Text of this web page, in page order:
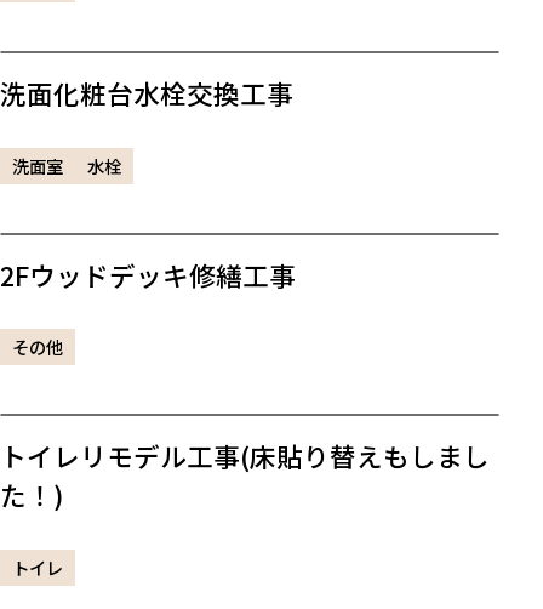
洗面化粧台水栓交換工事
洗面室 水栓
2Fウッドデッキ修繕工事
その他
トイレリモデル工事(床貼り替えもしまし
た！)
トイレ